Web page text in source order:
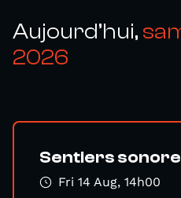
Aujourd’hui,
2026
Sentiers
Fri 14 Aug, 14h00